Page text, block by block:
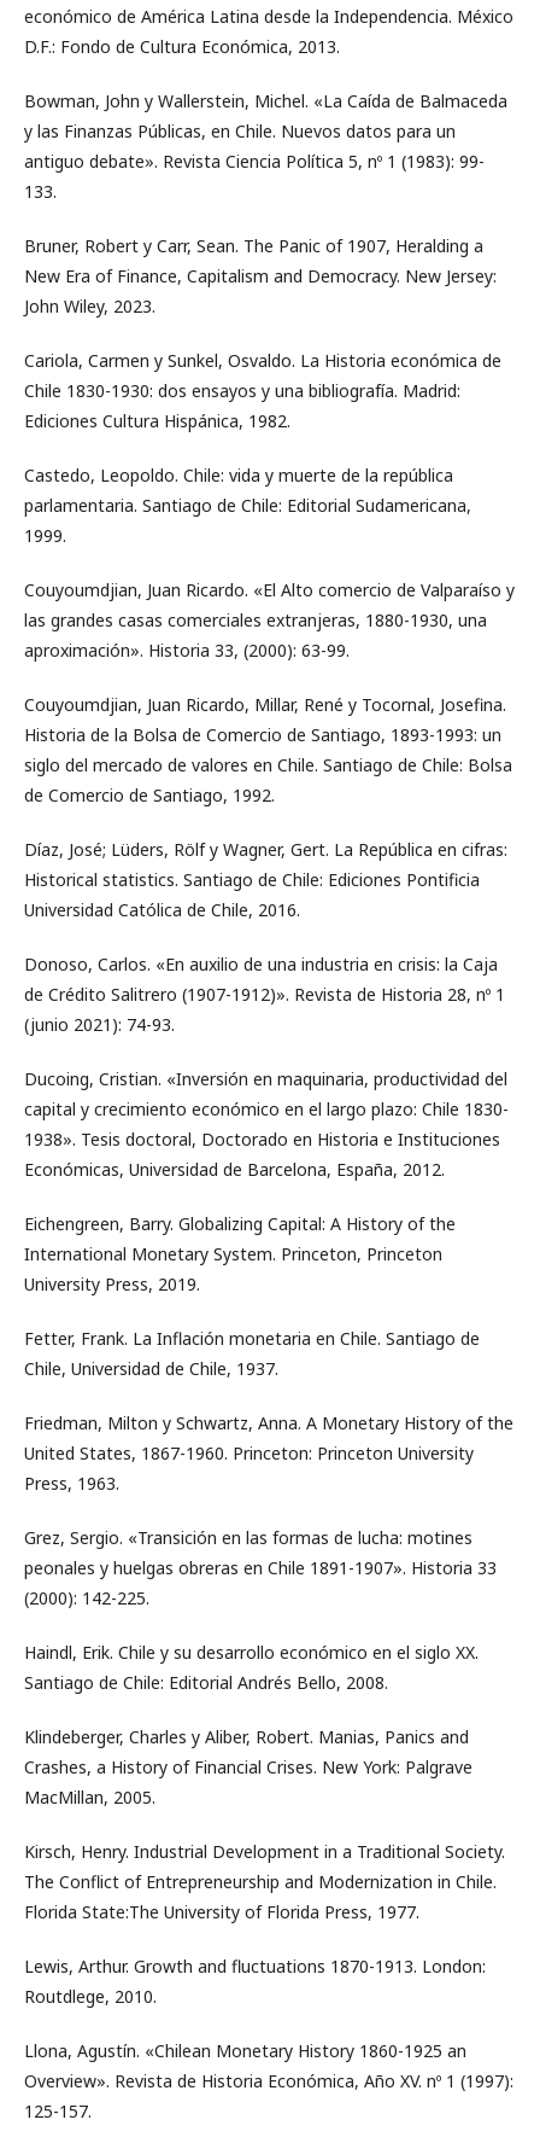
económico de América Latina desde la Independencia. México
D.F.: Fondo de Cultura Económica, 2013.
Bowman, John y Wallerstein, Michel. «La Caída de Balmaceda
y las Finanzas Públicas, en Chile. Nuevos datos para un
antiguo debate». Revista Ciencia Política 5, nº 1 (1983): 99-
133.
Bruner, Robert y Carr, Sean. The Panic of 1907, Heralding a
New Era of Finance, Capitalism and Democracy. New Jersey:
John Wiley, 2023.
Cariola, Carmen y Sunkel, Osvaldo. La Historia económica de
Chile 1830-1930: dos ensayos y una bibliografía. Madrid:
Ediciones Cultura Hispánica, 1982.
Castedo, Leopoldo. Chile: vida y muerte de la república
parlamentaria. Santiago de Chile: Editorial Sudamericana,
1999.
Couyoumdjian, Juan Ricardo. «El Alto comercio de Valparaíso y
las grandes casas comerciales extranjeras, 1880-1930, una
aproximación». Historia 33, (2000): 63-99.
Couyoumdjian, Juan Ricardo, Millar, René y Tocornal, Josefina.
Historia de la Bolsa de Comercio de Santiago, 1893-1993: un
siglo del mercado de valores en Chile. Santiago de Chile: Bolsa
de Comercio de Santiago, 1992.
Díaz, José; Lüders, Rölf y Wagner, Gert. La República en cifras:
Historical statistics. Santiago de Chile: Ediciones Pontificia
Universidad Católica de Chile, 2016.
Donoso, Carlos. «En auxilio de una industria en crisis: la Caja
de Crédito Salitrero (1907-1912)». Revista de Historia 28, nº 1
(junio 2021): 74-93.
Ducoing, Cristian. «Inversión en maquinaria, productividad del
capital y crecimiento económico en el largo plazo: Chile 1830-
1938». Tesis doctoral, Doctorado en Historia e Instituciones
Económicas, Universidad de Barcelona, España, 2012.
Eichengreen, Barry. Globalizing Capital: A History of the
International Monetary System. Princeton, Princeton
University Press, 2019.
Fetter, Frank. La Inflación monetaria en Chile. Santiago de
Chile, Universidad de Chile, 1937.
Friedman, Milton y Schwartz, Anna. A Monetary History of the
United States, 1867-1960. Princeton: Princeton University
Press, 1963.
Grez, Sergio. «Transición en las formas de lucha: motines
peonales y huelgas obreras en Chile 1891-1907». Historia 33
(2000): 142-225.
Haindl, Erik. Chile y su desarrollo económico en el siglo XX.
Santiago de Chile: Editorial Andrés Bello, 2008.
Klindeberger, Charles y Aliber, Robert. Manias, Panics and
Crashes, a History of Financial Crises. New York: Palgrave
MacMillan, 2005.
Kirsch, Henry. Industrial Development in a Traditional Society.
The Conflict of Entrepreneurship and Modernization in Chile.
Florida State:The University of Florida Press, 1977.
Lewis, Arthur. Growth and fluctuations 1870-1913. London:
Routdlege, 2010.
Llona, Agustín. «Chilean Monetary History 1860-1925 an
Overview». Revista de Historia Económica, Año XV. nº 1 (1997):
125-157.